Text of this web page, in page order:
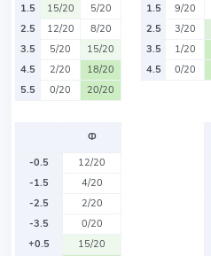
1.5
15/20
5/20
2.5
12/20
8/20
3.5
5/20
15/20
4.5
2/20
18/20
5.5
0/20 20/20
1.5
9/20
2.5
3/20
3.5
1/20
4.5
0/20
Ф
-0.5
12/20
-1.5
4/20
-2.5
2/20
-3.5
0/20
+0.5
15/20